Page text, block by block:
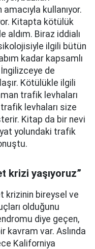
kullanıyor.
Kitapta kötülük
aldım. Biraz iddialı
ilgili bütün
kadar kapsamlı
de
Kötülükle ilgili
trafik levhaları
trafik levhaları size
Kitap da bir nevi
yolundaki trafik
krizi yaşıyoruz”
krizinin bireysel ve
olduğunu
diye geçen,
kavram var. Aslında
Kaliforniya